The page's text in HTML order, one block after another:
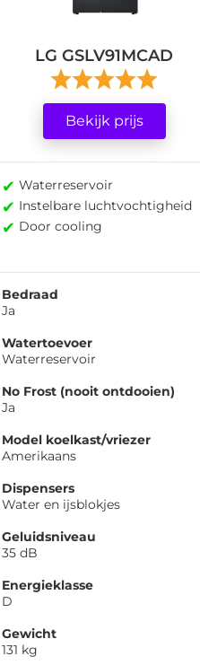
LG GSLV91MCAD
Bekijk prijs
✔ Waterreservoir
✔ Instelbare luchtvochtigheid
✔ Door cooling
Bedraad
Ja
Watertoevoer
Waterreservoir
No Frost (nooit ontdooien)
Ja
Model koelkast/vriezer
Amerikaans
Dispensers
Water en ijsblokjes
Geluidsniveau
35 dB
Energieklasse
D
Gewicht
131 kg